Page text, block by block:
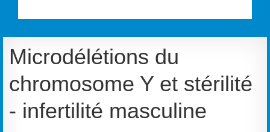
Microdélétions du
chromosome Y et stérilité
- infertilité masculine